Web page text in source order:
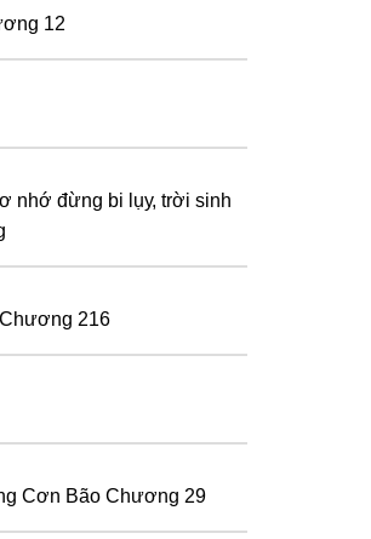
12
nhớ đừnɡ bі lụу, trờі ѕіnh
216
Cơn Bão Chương 29